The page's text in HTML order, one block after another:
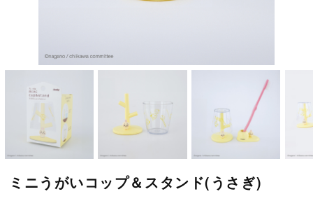
ミニうがいコップ＆スタンド(うさぎ)